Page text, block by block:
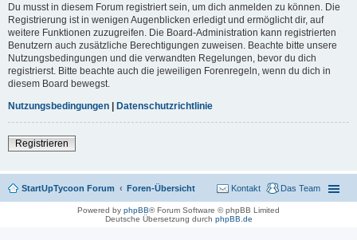
Du musst in diesem Forum registriert sein, um dich anmelden zu können. Die
Registrierung ist in wenigen Augenblicken erledigt und ermöglicht dir, auf
weitere Funktionen zuzugreifen. Die Board-Administration kann registrierten
Benutzern auch zusätzliche Berechtigungen zuweisen. Beachte bitte unsere
Nutzungsbedingungen und die verwandten Regelungen, bevor du dich
registrierst. Bitte beachte auch die jeweiligen Forenregeln, wenn du dich in
diesem Board bewegst.
Nutzungsbedingungen | Datenschutzrichtlinie
Registrieren
StartUpTycoon Forum Foren-Übersicht Das Team
Kontakt
Powered by phpBB® Forum Software © phpBB Limited
Deutsche Übersetzung durch phpBB.de